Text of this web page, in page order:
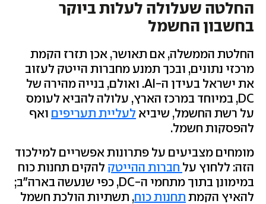
החלטה שעלולה לעלות ביוקר
בחשבון החשמל
החלטת הממשלה, אם תאושר, אכן תזרז הקמת
מרכזי נתונים, ובכך תמנע מחברות הייטק לעזוב
את ישראל בעידן ה-AI. ואולם, בנייה מהירה של
DC, במיוחד במרכז הארץ, עלולה להביא לעומס
על רשת החשמל, שיביא לעליית תעריפים ואף
להפסקות חשמל.
מומחים מצביעים על פתרונות אפשריים למילכוד
הזה: ללחוץ על חברות ההייטק להקים תחנות כוח
במימונן בתוך מתחמי ה-DC, כפי שנעשה בארה"ב;
להאיץ הקמתתחנות כוח, תשתיות הולכת חשמל